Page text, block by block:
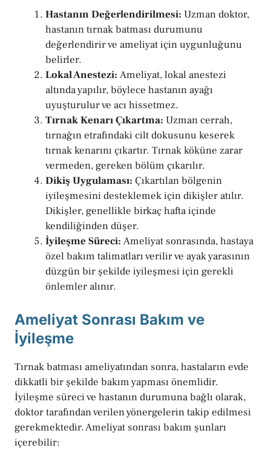
Hastanın Değerlendirilmesi: Uzman doktor,
hastanın tırnak batması durumunu
değerlendirir ve ameliyat için uygunluğunu
belirler.
Lokal Anestezi: Ameliyat, lokal anestezi
altında yapılır, böylece hastanın ayağı
uyuşturulur ve acı hissetmez.
Tırnak Kenarı Çıkartma: Uzman cerrah,
tırnağın etrafındaki cilt dokusunu keserek
tırnak kenarını çıkartır. Tırnak köküne zarar
vermeden, gereken bölüm çıkarılır.
Dikiş Uygulaması: Çıkartılan bölgenin
iyileşmesini desteklemek için dikişler atılır.
Dikişler, genellikle birkaç hafta içinde
kendiliğinden düşer.
İyileşme Süreci: Ameliyat sonrasında, hastaya
özel bakım talimatları verilir ve ayak yarasının
düzgün bir şekilde iyileşmesi için gerekli
önlemler alınır.
Ameliyat Sonrası Bakım ve
İyileşme
Tırnak batması ameliyatından sonra, hastaların evde
dikkatli bir şekilde bakım yapması önemlidir.
İyileşme süreci ve hastanın durumuna bağlı olarak,
doktor tarafından verilen yönergelerin takip edilmesi
gerekmektedir. Ameliyat sonrası bakım şunları
içerebilir: